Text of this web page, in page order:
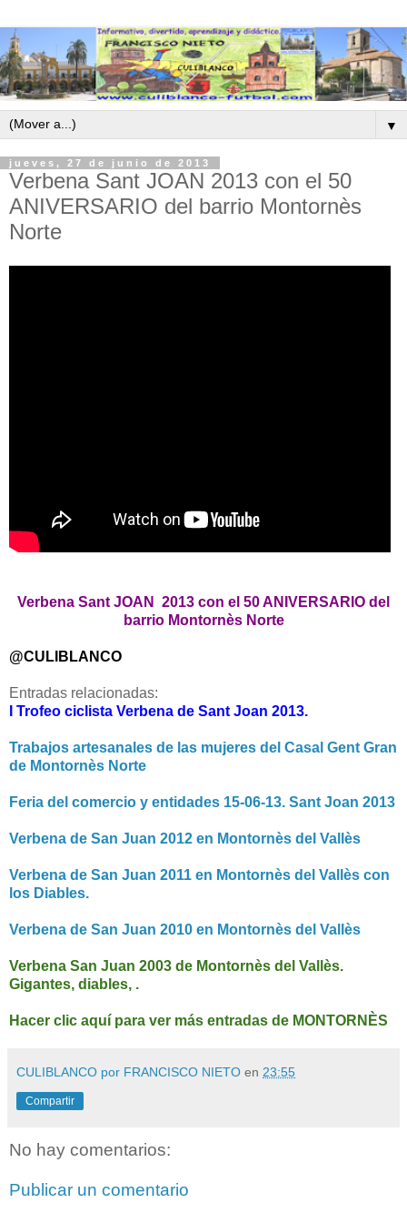
▼
jueves, 27 de junio de 2013
Verbena Sant JOAN 2013 con el 50
ANIVERSARIO del barrio Montornès
Norte
Verbena Sant JOAN 2013 con el 50 ANIVERSARIO del
barrio Montornès Norte
@CULIBLANCO
Entradas relacionadas:
I Trofeo ciclista Verbena de Sant Joan 2013.
Trabajos artesanales de las mujeres del Casal Gent Gran
de Montornès Norte
Feria del comercio y entidades 15-06-13. Sant Joan 2013
Verbena de San Juan 2012 en Montornès del Vallès
Verbena de San Juan 2011 en Montornès del Vallès con
los Diables.
Verbena de San Juan 2010 en Montornès del Vallès
Verbena San Juan 2003 de Montornès del Vallès.
Gigantes, diables, .
Hacer clic aquí para ver más entradas de MONTORNÈS
CULIBLANCO por FRANCISCO NIETO en 23:55
Compartir
No hay comentarios:
Publicar un comentario